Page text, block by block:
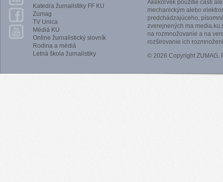
Katedra žurnalistiky FF KU
Zumag
TV Unica
Médiá KU
Online žurnalistický slovník
Rodina a médiá
Letná škola žurnalistiky
Akékoľvek použitie častí
mechanickým alebo
predchádzajúceho,
zverejnených ma
na rozmnožovanie a na
rozširovanie ich
© 2026 Copyright ZUMAG.